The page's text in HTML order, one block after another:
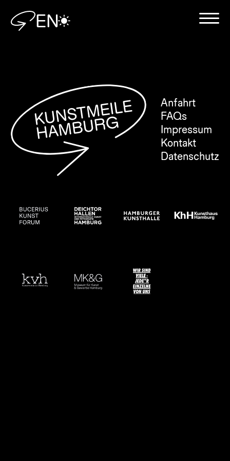
EN
Anfahrt
FAQs
Impressum
Kontakt
Datenschutz